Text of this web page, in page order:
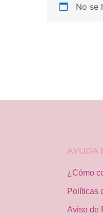
No se
AYUDA
¿Cómo
Políticas
Aviso de